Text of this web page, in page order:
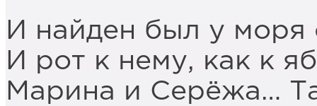
И найден был у моря
И рот к нему, как к
Марина и Серёжа…